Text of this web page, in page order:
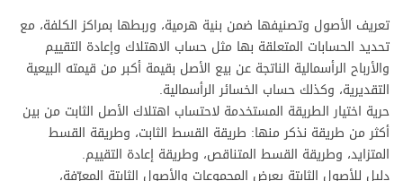
تعريف الأصول وتصنيفها ضمن بنية هرمية، وربطها بمراكز الكلفة، مع
تحديد الحسابات المتعلقة بها مثل حساب الاهتلاك وإعادة التقييم
والأرباح الرأسمالية الناتجة عن بيع الأصل بقيمة أكبر من قيمته البيعية
التقديرية، وكذلك حساب الخسائر الرأسمالية.
حرية اختيار الطريقة المستخدمة لاحتساب اهتلاك الأصل الثابت من بين
أكثر من طريقة نذكر منها: طريقة القسط الثابت، وطريقة القسط
المتزايد، وطريقة القسط المتناقص، وطريقة إعادة التقييم.
دليل للأصول الثابتة يعرض المجموعات والأصول الثابتة المعرّفة،